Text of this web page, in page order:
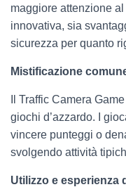
maggiore attenzione
innovativa, sia
sicurezza per quanto
Mistificazione
Il Traffic Camera
giochi d’azzardo. I
vincere punteggi o
svolgendo attività
Utilizzo e esperienza